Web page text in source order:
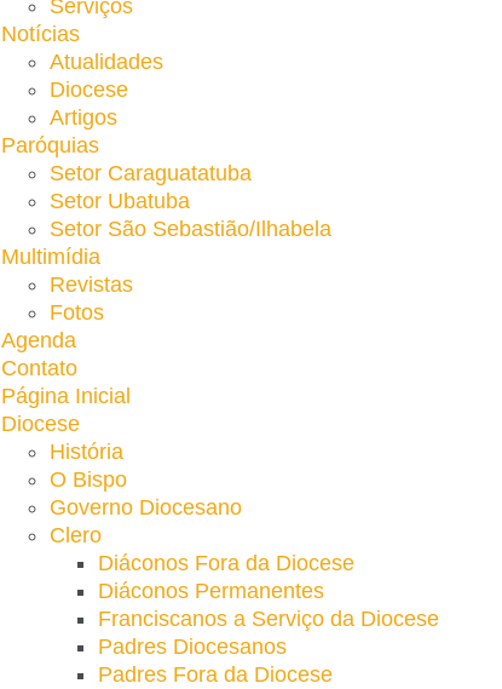
Serviços
Notícias
Atualidades
Diocese
Artigos
Paróquias
Setor Caraguatatuba
Setor Ubatuba
Setor São Sebastião/Ilhabela
Multimídia
Revistas
Fotos
Agenda
Contato
Página Inicial
Diocese
História
O Bispo
Governo Diocesano
Clero
Diáconos Fora da Diocese
Diáconos Permanentes
Franciscanos a Serviço da Diocese
Padres Diocesanos
Padres Fora da Diocese